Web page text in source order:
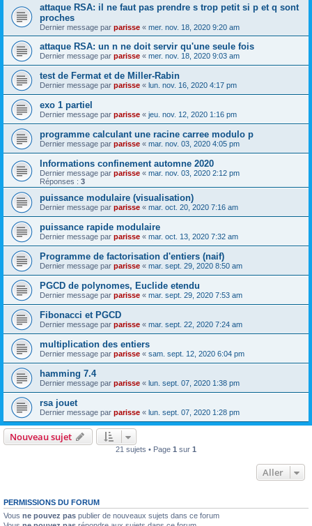
attaque RSA: il ne faut pas prendre s trop petit si p et q sont
proches
Dernier message par parisse « mer. nov. 18, 2020 9:20 am
attaque RSA: un n ne doit servir qu'une seule fois
Dernier message par parisse « mer. nov. 18, 2020 9:03 am
test de Fermat et de Miller-Rabin
Dernier message par parisse « lun. nov. 16, 2020 4:17 pm
exo 1 partiel
Dernier message par parisse « jeu. nov. 12, 2020 1:16 pm
programme calculant une racine carree modulo p
Dernier message par parisse « mar. nov. 03, 2020 4:05 pm
Informations confinement automne 2020
Dernier message par parisse « mar. nov. 03, 2020 2:12 pm
Réponses : 3
puissance modulaire (visualisation)
Dernier message par parisse « mar. oct. 20, 2020 7:16 am
puissance rapide modulaire
Dernier message par parisse « mar. oct. 13, 2020 7:32 am
Programme de factorisation d'entiers (naif)
Dernier message par parisse « mar. sept. 29, 2020 8:50 am
PGCD de polynomes, Euclide etendu
Dernier message par parisse « mar. sept. 29, 2020 7:53 am
Fibonacci et PGCD
Dernier message par parisse « mar. sept. 22, 2020 7:24 am
multiplication des entiers
Dernier message par parisse « sam. sept. 12, 2020 6:04 pm
hamming 7.4
Dernier message par parisse « lun. sept. 07, 2020 1:38 pm
rsa jouet
Dernier message par parisse « lun. sept. 07, 2020 1:28 pm
Nouveau sujet
21 sujets • Page 1 sur 1
Aller
PERMISSIONS DU FORUM
Vous ne pouvez pas publier de nouveaux sujets dans ce forum